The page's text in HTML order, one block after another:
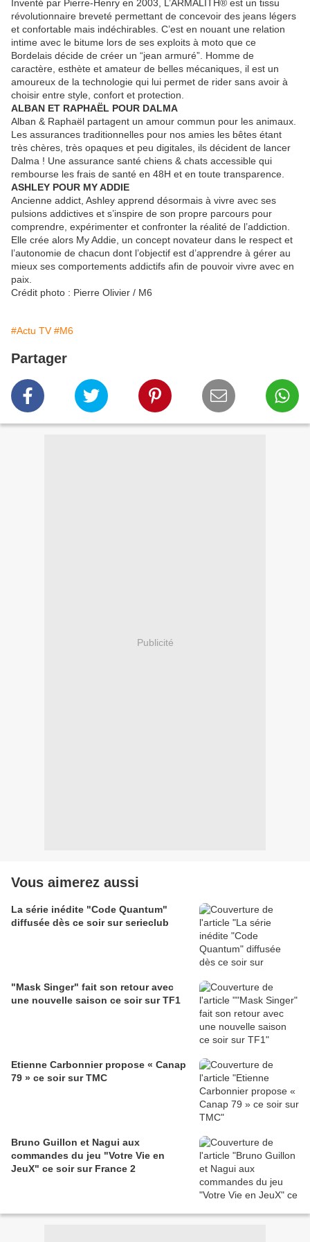
Inventé par Pierre-Henry en 2003, L’ARMALITH® est un tissu
révolutionnaire breveté permettant de concevoir des jeans légers
et confortable mais indéchirables. C’est en nouant une relation
intime avec le bitume lors de ses exploits à moto que ce
Bordelais décide de créer un “jean armuré”. Homme de
caractère, esthète et amateur de belles mécaniques, il est un
amoureux de la technologie qui lui permet de rider sans avoir à
choisir entre style, confort et protection.
ALBAN ET RAPHAËL POUR DALMA
Alban & Raphaël partagent un amour commun pour les animaux.
Les assurances traditionnelles pour nos amies les bêtes étant
très chères, très opaques et peu digitales, ils décident de lancer
Dalma ! Une assurance santé chiens & chats accessible qui
rembourse les frais de santé en 48H et en toute transparence.
ASHLEY POUR MY ADDIE
Ancienne addict, Ashley apprend désormais à vivre avec ses
pulsions addictives et s’inspire de son propre parcours pour
comprendre, expérimenter et confronter la réalité de l’addiction.
Elle crée alors My Addie, un concept novateur dans le respect et
l’autonomie de chacun dont l’objectif est d’apprendre à gérer au
mieux ses comportements addictifs afin de pouvoir vivre avec en
paix.
Crédit photo : Pierre Olivier / M6
#Actu TV #M6
Partager
Publicité
Vous aimerez aussi
La série inédite "Code Quantum"
diffusée dès ce soir sur serieclub
"Mask Singer" fait son retour avec
une nouvelle saison ce soir sur TF1
Etienne Carbonnier propose « Canap
79 » ce soir sur TMC
Bruno Guillon et Nagui aux
commandes du jeu "Votre Vie en
JeuX" ce soir sur France 2